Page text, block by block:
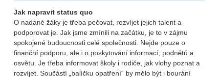
Jak napravit status quo
O nadané žáky je třeba pečovat, rozvíjet jejich talent a
podporovat je. Jak jsme zmínili na začátku, je to v zájmu
spokojené budoucnosti celé společnosti. Nejde pouze o
finanční podporu, ale i o poskytování informací, podnětů a
osvětu. Je třeba informovat školy i rodiče, jak vlohy poznat a
rozvíjet. Součástí „balíčku opatření“ by mělo být i bourání